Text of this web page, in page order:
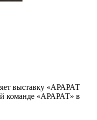
выставку «АРАРАТ
команде «АРАРАТ» в